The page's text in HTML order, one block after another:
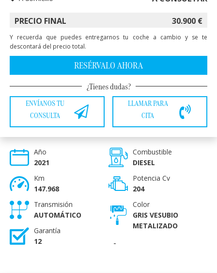
PRECIO FINAL 30.900 €
Y recuerda que puedes entregarnos tu coche a cambio y se te
descontará del precio total.
RESÉRVALO AHORA
¿Tienes dudas?
ENVÍANOS TU
CONSULTA
LLAMAR PARA
CITA
Año
2021
Km
147.968
Combustible
DIESEL
Potencia Cv
204
Transmisión
AUTOMÁTICO
Garantía
12
Color
GRIS VESUBIO
METALIZADO
-